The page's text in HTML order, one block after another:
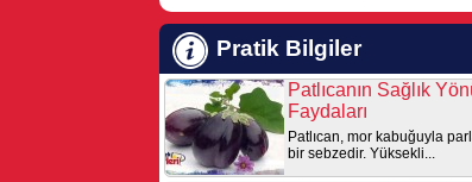
Pratik Bilgiler
Patlıcanın Sağlık
Faydaları
Patlıcan, mor kabuğuyla
bir sebzedir. Yüksekli...